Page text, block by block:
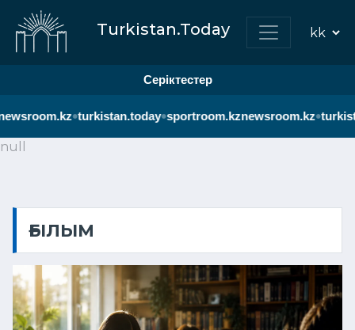
Turkistan.Today
Серіктестер
•turkistan.today•sportroom.kznewsroom.kz•
null
ҒЫЛЫМ